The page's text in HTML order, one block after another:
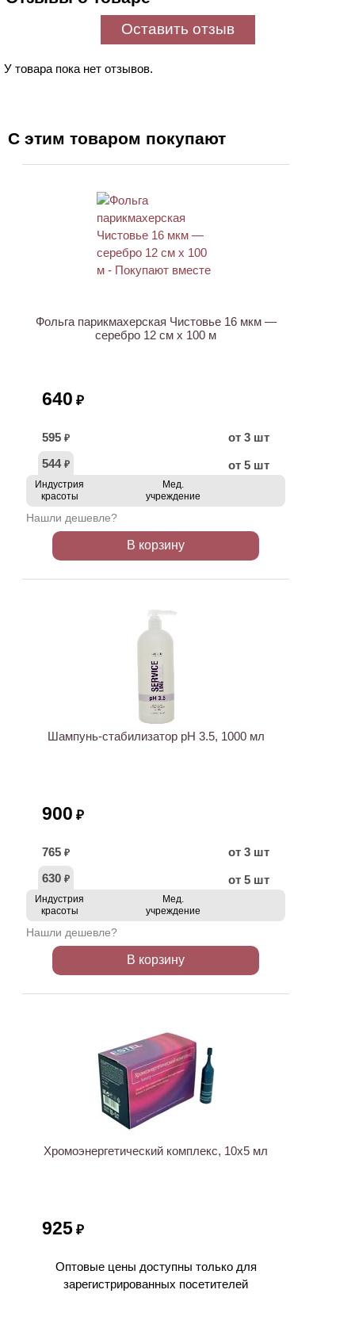
Оставить отзыв
У товара пока нет отзывов.
С этим товаром покупают
Фольга парикмахерская Чистовье 16 мкм —
серебро 12 см х 100 м
640 ₽
595 ₽
от 3 шт
544 ₽ от 5 шт
Индустрия
красоты
Мед.
учреждение
Нашли дешевле?
В корзину
Шампунь-стабилизатор pH 3.5, 1000 мл
900 ₽
765 ₽
от 3 шт
630 ₽ от 5 шт
Индустрия
красоты
Мед.
учреждение
Нашли дешевле?
В корзину
Хромоэнергетический комплекс, 10х5 мл
925 ₽
Оптовые цены доступны только для
зарегистрированных посетителей